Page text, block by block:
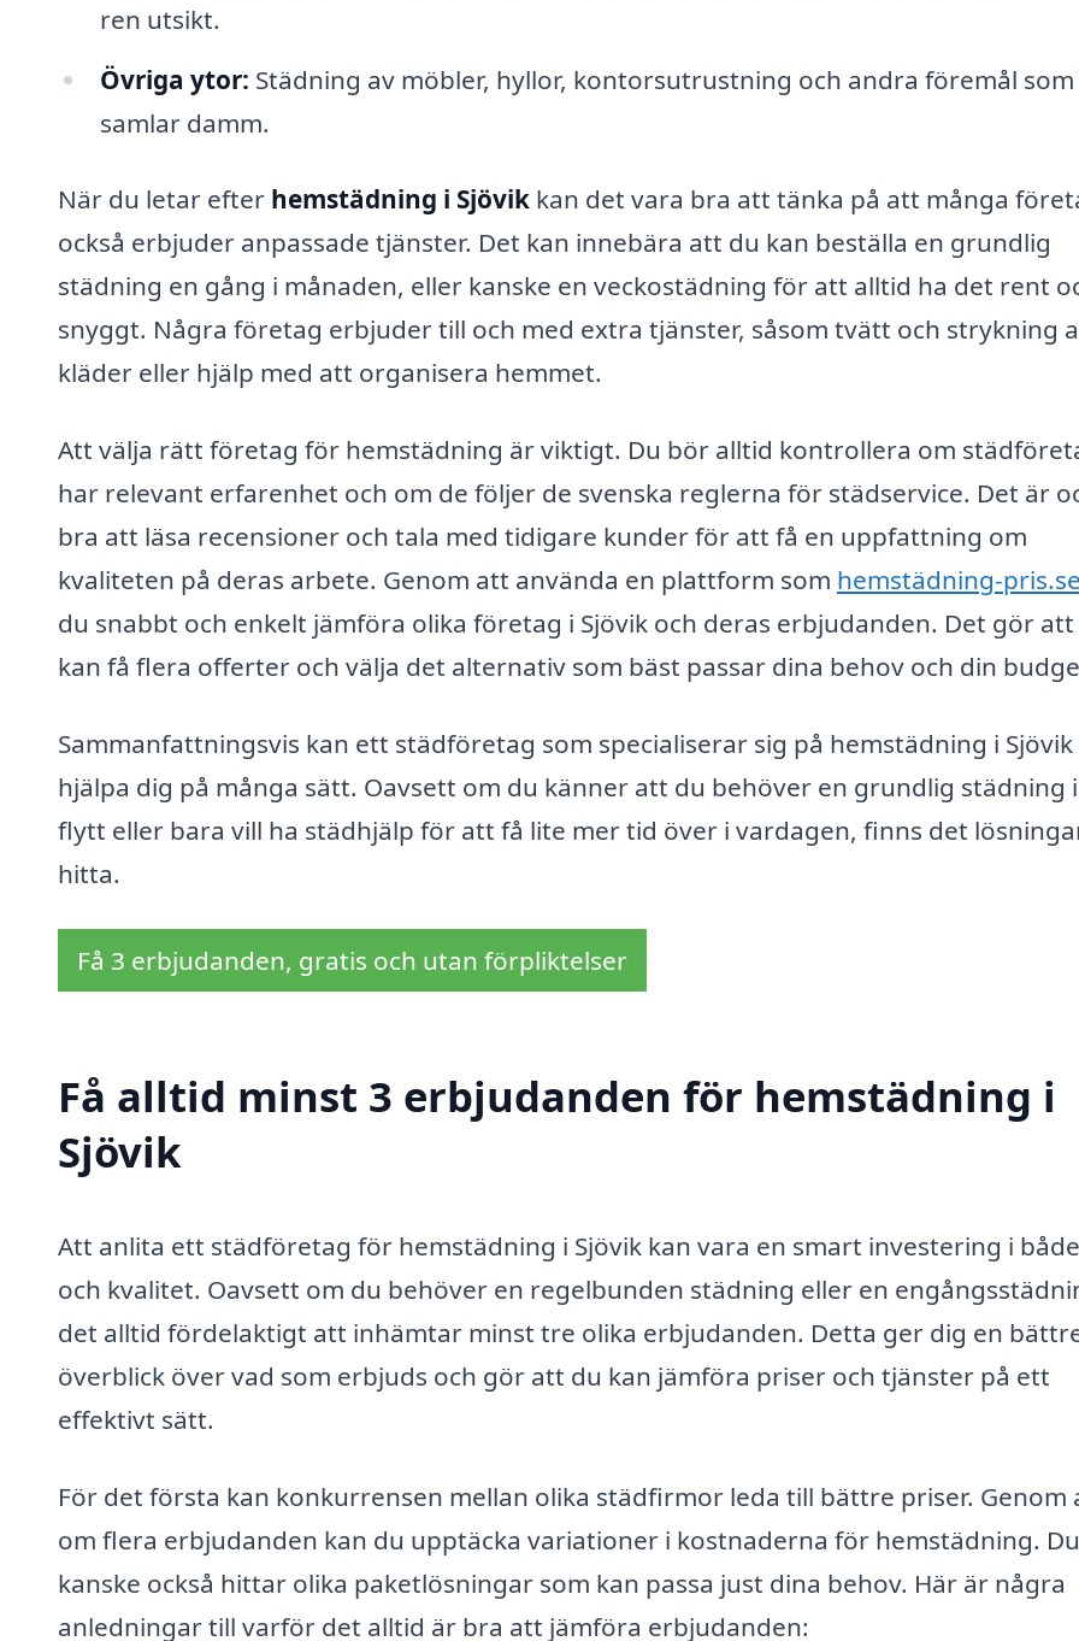
ren utsikt.
Övriga ytor: Städning av möbler, hyllor, kontorsutrustning och andra föremål som
samlar damm.
När du letar efter hemstädning i Sjövik kan det vara bra att tänka på att många
också erbjuder anpassade tjänster. Det kan innebära att du kan beställa en grundlig
städning en gång i månaden, eller kanske en veckostädning för att alltid ha det rent
snyggt. Några företag erbjuder till och med extra tjänster, såsom tvätt och strykning
kläder eller hjälp med att organisera hemmet.
Att välja rätt företag för hemstädning är viktigt. Du bör alltid kontrollera om
har relevant erfarenhet och om de följer de svenska reglerna för städservice. Det är
bra att läsa recensioner och tala med tidigare kunder för att få en uppfattning om
kvaliteten på deras arbete. Genom att använda en plattform som hemstädning-pris.se
du snabbt och enkelt jämföra olika företag i Sjövik och deras erbjudanden. Det gör att
kan få flera offerter och välja det alternativ som bäst passar dina behov och din
Sammanfattningsvis kan ett städföretag som specialiserar sig på hemstädning i Sjövik
hjälpa dig på många sätt. Oavsett om du känner att du behöver en grundlig städning
flytt eller bara vill ha städhjälp för att få lite mer tid över i vardagen, finns det
hitta.
Få 3 erbjudanden, gratis och utan förpliktelser
Få alltid minst 3 erbjudanden för hemstädning i
Sjövik
Att anlita ett städföretag för hemstädning i Sjövik kan vara en smart investering i
och kvalitet. Oavsett om du behöver en regelbunden städning eller en
det alltid fördelaktigt att inhämtar minst tre olika erbjudanden. Detta ger dig en
överblick över vad som erbjuds och gör att du kan jämföra priser och tjänster på ett
effektivt sätt.
För det första kan konkurrensen mellan olika städfirmor leda till bättre priser. Genom
om flera erbjudanden kan du upptäcka variationer i kostnaderna för hemstädning. Du
kanske också hittar olika paketlösningar som kan passa just dina behov. Här är några
anledningar till varför det alltid är bra att jämföra erbjudanden: